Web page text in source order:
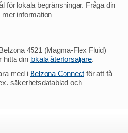
för lokala begränsningar. Fråga din
mer information
4521 (Magma-Flex Fluid)
hitta din lokala återförsäljare.
med i Belzona Connect för att få
säkerhetsdatablad och